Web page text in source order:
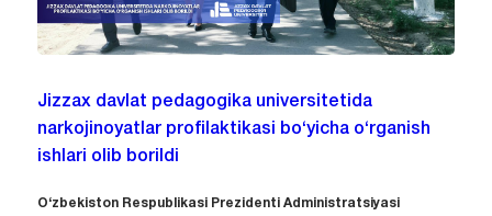
Jizzax davlat pedagogika universitetida
narkojinoyatlar profilaktikasi bo‘yicha o‘rganish
ishlari olib borildi
O‘zbekiston Respublikasi Prezidenti Administratsiyasi